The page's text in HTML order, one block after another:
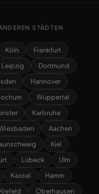
STÄDTEN
Köln
Frankfurt
Leipzig
Dortmund
Hannover
Wuppertal
Karlsruhe
Aachen
Kiel
Lübeck
Ulm
Kassel
Hamm
Krefeld Oberhausen